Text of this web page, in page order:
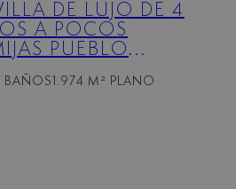
DE LUJO DE 4
A POCOS
PUEBLO
EXCEPCIONAL
IDEALMENTE
SOLO 5
DEL
BAÑOS 1.974 M² PLANO